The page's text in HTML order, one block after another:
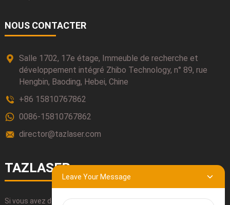
NOUS CONTACTER
Salle 1702, 17e étage, Immeuble de recherche et
développement intégré Zhibo Technology, n° 89, rue
Hengbin, Baoding, Hebei, Chine
+86 15810767862
0086-15810767862
director@tazlaser.com
TAZLASER
Si vous avez des questions concernant nos produits, veuillez
Leave Your Message